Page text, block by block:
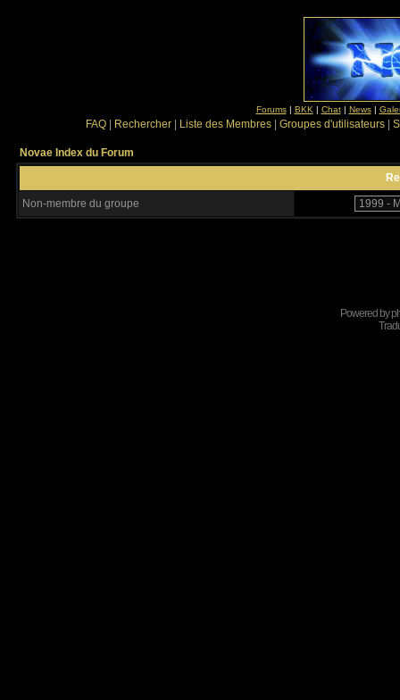
Forums| BKK | Chat| News|
FAQ Rechercher Liste des Membres Groupes d'utilisateurs
Novae Index du Forum
Non-membre du groupe
Powered by